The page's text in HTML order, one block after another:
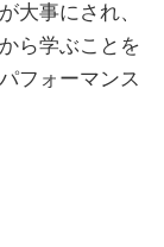
大事にされ、
ら学ぶことを
フォーマンス